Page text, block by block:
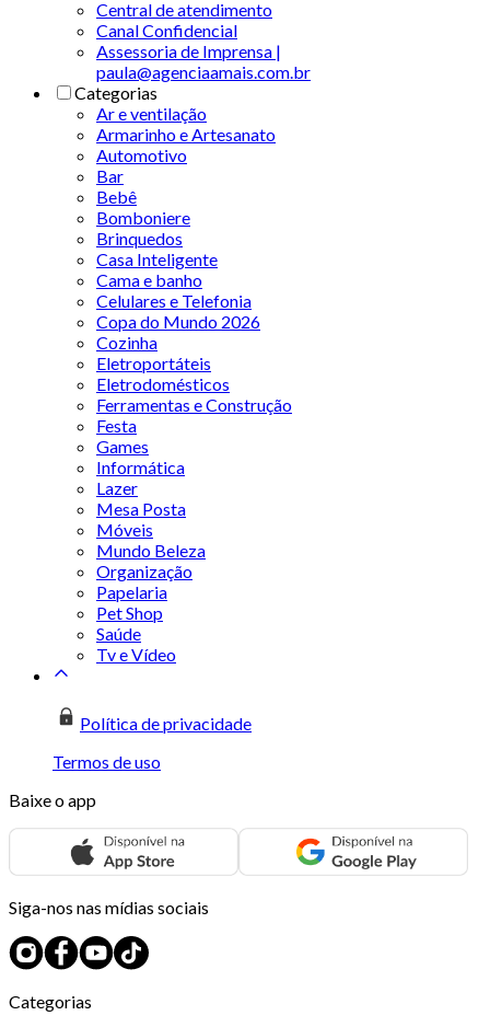
Central de atendimento
Canal Confidencial
Assessoria de Imprensa |
paula@agenciaamais.com.br
Categorias
Ar e ventilação
Armarinho e Artesanato
Automotivo
Bar
Bebê
Bomboniere
Brinquedos
Casa Inteligente
Cama e banho
Celulares e Telefonia
Copa do Mundo 2026
Cozinha
Eletroportáteis
Eletrodomésticos
Ferramentas e Construção
Festa
Games
Informática
Lazer
Mesa Posta
Móveis
Mundo Beleza
Organização
Papelaria
Pet Shop
Saúde
Tv e Vídeo
Política de privacidade
Termos de uso
Baixe o app
Siga-nos nas mídias sociais
Categorias